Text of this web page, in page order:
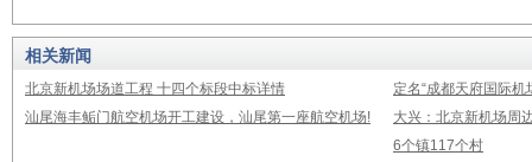
相关新闻
北京新机场场道工程 十四个标段中标详情
定名“成都天府国际
汕尾海丰鲘门航空机场开工建设，汕尾第一座航空机场!
大兴：北京新机场周
6个镇117个村